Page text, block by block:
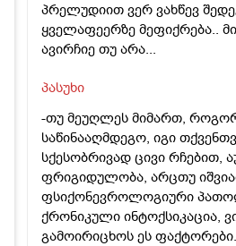
პრელუდიით ვერ ვახწევ
ყველაფეერზე მეფიქრება..
ავირჩიე თუ არა...
პასუხი
-თუ მეუღლეს მიმართ,
საწინააღმდეგო, იგი
სქესობრივად ცივი
ფრიგიდულობა, არცთუ
ფსიქონევროლოგიური
ქრონიკული ინტოქსიკაცია,
გამოირიცხოს ეს